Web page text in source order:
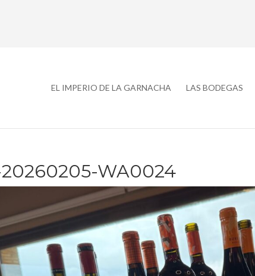
EL IMPERIO DE LA GARNACHA LAS BODEGAS
WA0024